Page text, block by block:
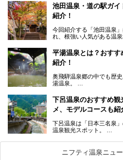
───
提供元：岐阜県【PR】
この記事は岐阜県のPR記
「平湯温泉」「福地温泉
穂高温泉」と5つの温泉地
風呂を5ヶ所ご紹介したい
温泉ですよ！
池田温泉・道の駅ガ
紹介！
今回紹介する「池田温泉
れ、根強い人気がある温泉
温泉旅として利用するこ
池田温泉には道の駅があ
そんな池田温泉の魅力を
平湯温泉とは？おす
紹介！
奥飛騨温泉郷の中でも歴
湯温泉。
らの利用客も増え、ます
今回は、平湯温泉の観光
介します。気になる温泉
下呂温泉のおすすめ
メ、モデルコースも紹
下呂温泉は「日本三名泉
温泉観光スポット。
のグルメを楽しんだり、
したいもの。
ニフティ温泉ニュ